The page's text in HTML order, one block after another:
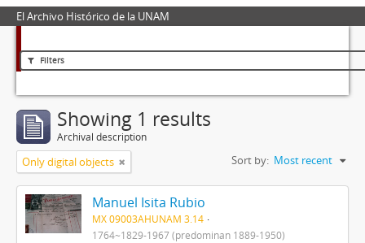
El Archivo Histórico de la UNAM
Filters
Showing 1 results
Archival description
Only digital objects Sort by: Most recent
Manuel Isita Rubio
MX 09003AHUNAM 3.14
1764~1829-1967 (predominan 1889-1950)